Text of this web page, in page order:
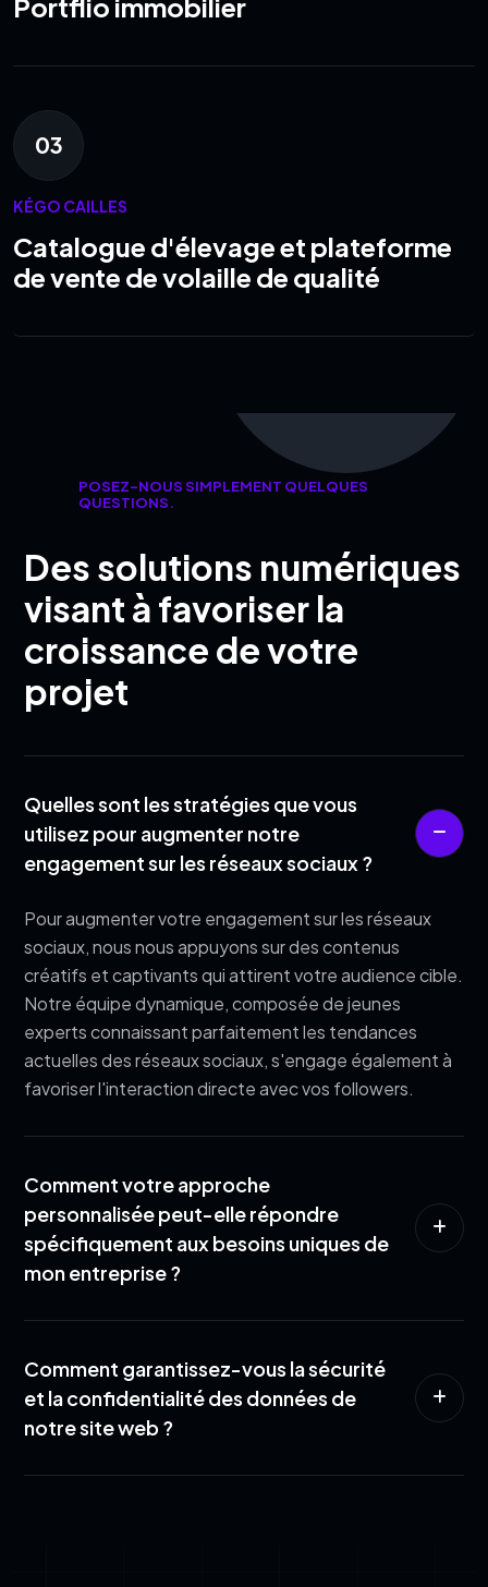
03
KÉGO CAILLES
Catalogue d'élevage et plateforme
de vente de volaille de qualité
POSEZ-NOUS SIMPLEMENT QUELQUES
QUESTIONS.
Des solutions numériques
visant à favoriser la
croissance de votre
projet
Quelles sont les stratégies que vous
utilisez pour augmenter notre
engagement sur les réseaux sociaux ?
Pour augmenter votre engagement sur les réseaux
sociaux, nous nous appuyons sur des contenus
créatifs et captivants qui attirent votre audience cible.
Notre équipe dynamique, composée de jeunes
experts connaissant parfaitement les tendances
actuelles des réseaux sociaux, s'engage également à
favoriser l'interaction directe avec vos followers.
Comment votre approche
personnalisée peut-elle répondre
spécifiquement aux besoins uniques de
mon entreprise ?
Comment garantissez-vous la sécurité
et la confidentialité des données de
notre site web ?